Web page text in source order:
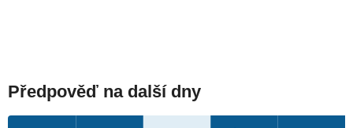
Předpověď na další dny